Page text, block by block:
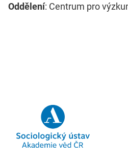
Oddělení: Centrum pro